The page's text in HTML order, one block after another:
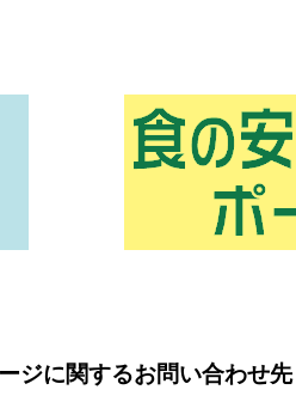
ジに関するお問い合わせ先